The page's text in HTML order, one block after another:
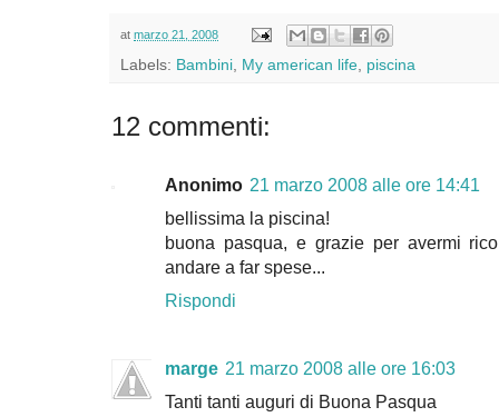
at marzo 21, 2008
Labels: Bambini My american life piscina
12 commenti:
Anonimo 21 marzo 2008 alle ore 14:41
bellissima la piscina!
buona pasqua, e grazie per avermi
andare a far spese...
Rispondi
marge 21 marzo 2008 alle ore 16:03
Tanti tanti auguri di Buona Pasqua